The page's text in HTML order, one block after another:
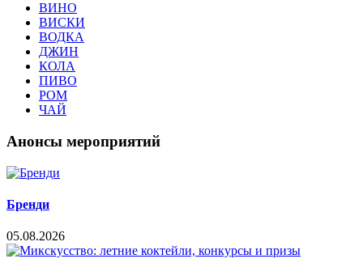
ВИНО
ВИСКИ
ВОДКА
ДЖИН
КОЛА
ПИВО
РОМ
ЧАЙ
Анонсы мероприятий
Бренди
05.08.2026